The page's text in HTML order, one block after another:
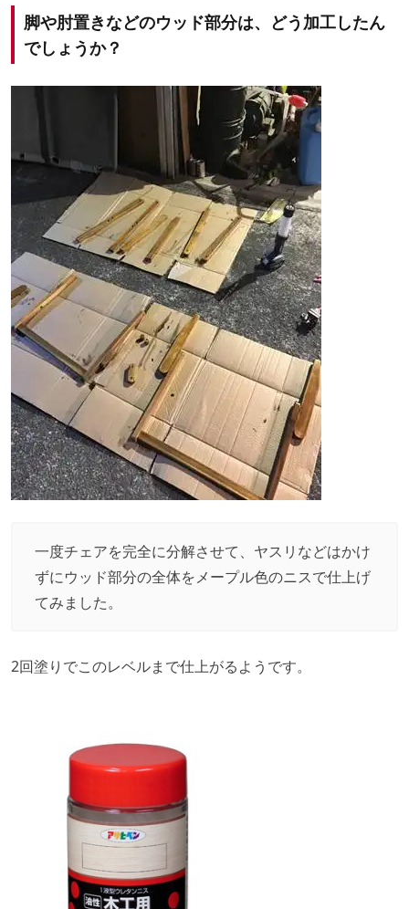
脚や肘置きなどのウッド部分は、どう加工したん
でしょうか？
一度チェアを完全に分解させて、ヤスリなどはかけ
ずにウッド部分の全体をメープル色のニスで仕上げ
てみました。
2回塗りでこのレベルまで仕上がるようです。